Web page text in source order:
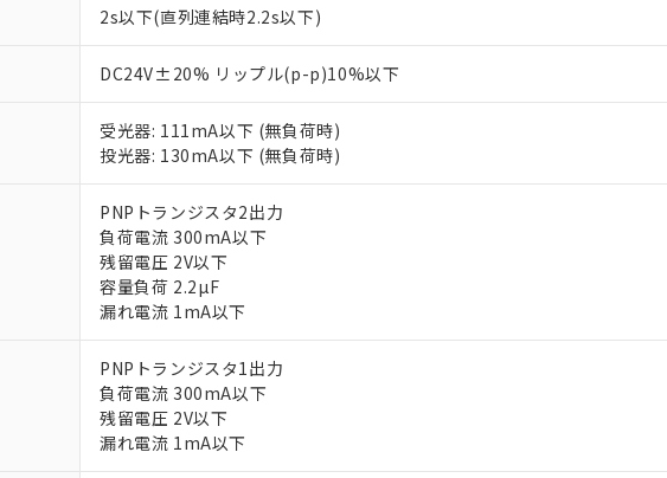
2s以下(直列連結時2.2s以下)
DC24V±20% リップル(p-p)10%以下
受光器: 111mA以下 (無負荷時)
投光器: 130mA以下 (無負荷時)
PNPトランジスタ2出力
負荷電流 300mA以下
残留電圧 2V以下
容量負荷 2.2µF
漏れ電流 1mA以下
PNPトランジスタ1出力
負荷電流 300mA以下
残留電圧 2V以下
漏れ電流 1mA以下
※1 対応状況
対応済み：EU RoHS指令（10物質）の非含有に対応した製品が提供可能な商品です